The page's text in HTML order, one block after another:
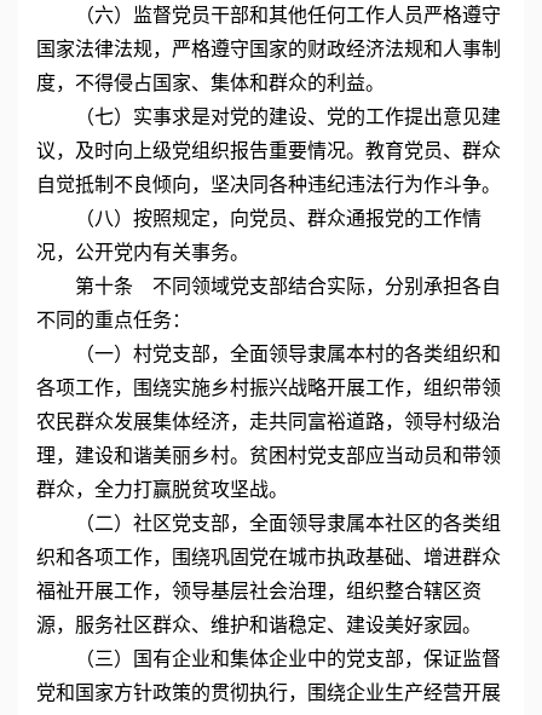
（六）监督党员干部和其他任何工作人员严格遵守
国家法律法规，严格遵守国家的财政经济法规和人事制
度，不得侵占国家、集体和群众的利益。
（七）实事求是对党的建设、党的工作提出意见建
议，及时向上级党组织报告重要情况。教育党员、群众
自觉抵制不良倾向，坚决同各种违纪违法行为作斗争。
（八）按照规定，向党员、群众通报党的工作情
况，公开党内有关事务。
第十条 不同领域党支部结合实际，分别承担各自
不同的重点任务：
（一）村党支部，全面领导隶属本村的各类组织和
各项工作，围绕实施乡村振兴战略开展工作，组织带领
农民群众发展集体经济，走共同富裕道路，领导村级治
理，建设和谐美丽乡村。贫困村党支部应当动员和带领
群众，全力打赢脱贫攻坚战。
（二）社区党支部，全面领导隶属本社区的各类组
织和各项工作，围绕巩固党在城市执政基础、增进群众
福祉开展工作，领导基层社会治理，组织整合辖区资
源，服务社区群众、维护和谐稳定、建设美好家园。
（三）国有企业和集体企业中的党支部，保证监督
党和国家方针政策的贯彻执行，围绕企业生产经营开展